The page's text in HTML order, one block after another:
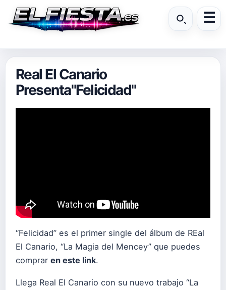
Real El Canario
Presenta"Felicidad"
“Felicidad” es el primer single del álbum de REal
El Canario, “La Magia del Mencey” que puedes
comprar en este link.
Llega Real El Canario con su nuevo trabajo “La